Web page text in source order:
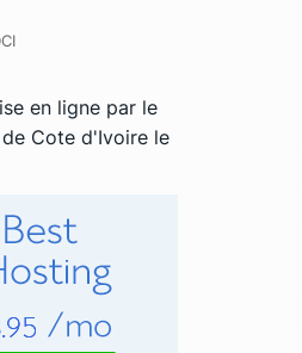
en ligne par le
Cote d'Ivoire le